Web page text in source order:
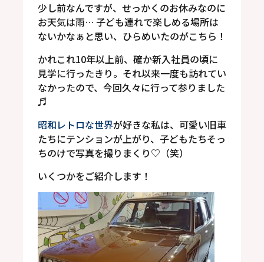
少し前なんですが、せっかくのお休みなのに
お天気は雨… 子ども連れで楽しめる場所は
ないかなぁと思い、ひらめいたのがこちら！
かれこれ10年以上前、確か新入社員の頃に
見学に行ったきり。それ以来一度も訪れてい
なかったので、今回久々に行って参りました
♬
昭和レトロな世界が好きな私は、可愛い旧車
たちにテンションが上がり、子どもたちそっ
ちのけで写真を撮りまくり♡ （笑）
いくつかをご紹介します！